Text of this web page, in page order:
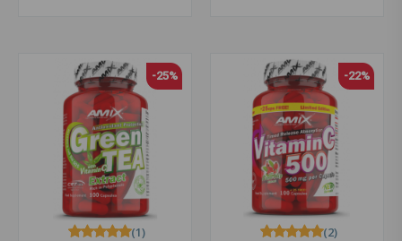
-25%
(1)
-22%
(2)